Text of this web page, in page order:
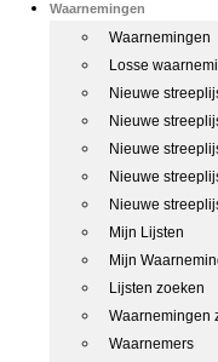
Waarnemingen
Waarnemingen
Losse
Nieuwe
Nieuwe
Nieuwe
Nieuwe
Nieuwe
Mijn Lijsten
Mijn
Lijsten zoeken
Waarnemingen
Waarnemers